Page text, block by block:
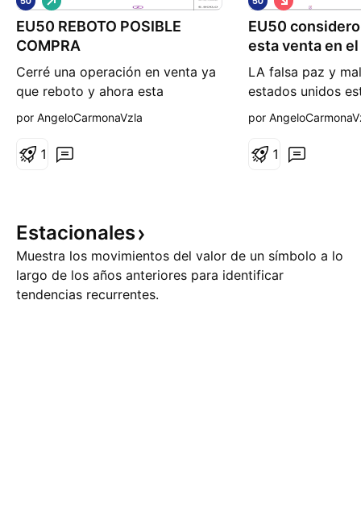
EU50 REBOTO POSIBLE
COMPRA
Cerré una operación en venta ya
que reboto y ahora esta
buscando posible retorno a
#EU50
a
r
g
o
por AngeloCarmonaVzla
1
EU50
esta venta en el
LA falsa paz y
estados unidos
mucho con el
buscar
o
r
o
por
1
Estacionales
Muestra los movimientos del valor de un símbolo a lo
largo de los años anteriores para identificar
tendencias recurrentes.